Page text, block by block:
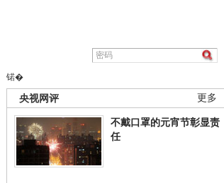
锘�
更多
央视网评
不戴口罩的元宵节彰显责
任